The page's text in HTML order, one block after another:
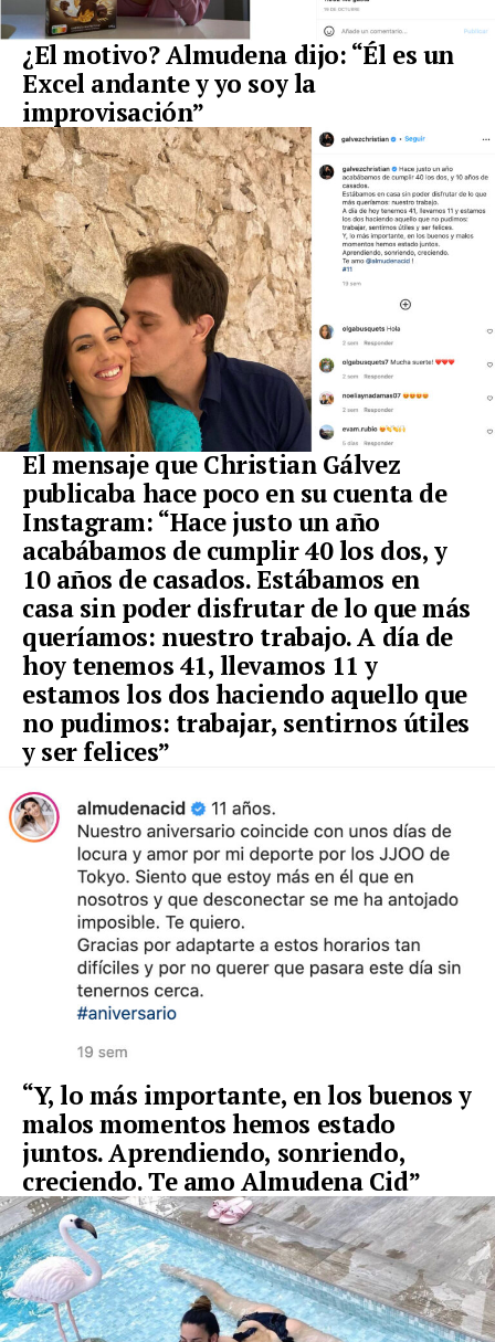
¿El motivo? Almudena dijo: “Él es un
Excel andante y yo soy la
improvisación”
El mensaje que Christian Gálvez
publicaba hace poco en su cuenta de
Instagram: “Hace justo un año
acabábamos de cumplir 40 los dos, y
10 años de casados. Estábamos en
casa sin poder disfrutar de lo que más
queríamos: nuestro trabajo. A día de
hoy tenemos 41, llevamos 11 y
estamos los dos haciendo aquello que
no pudimos: trabajar, sentirnos útiles
y ser felices”
“Y, lo más importante, en los buenos y
malos momentos hemos estado
juntos. Aprendiendo, sonriendo,
creciendo. Te amo Almudena Cid”